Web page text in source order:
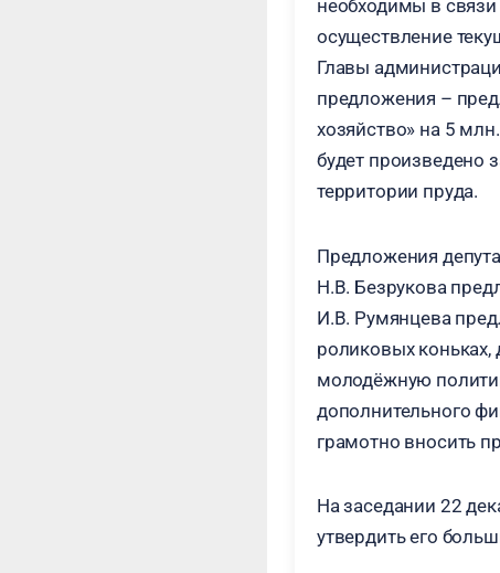
необходимы в
осуществление
Главы
предложения –
хозяйство» на 5
будет произведено
территории пруда.
Предложения
Н.В. Безрукова
И.В. Румянцева
роликовых коньках,
молодёжную
дополнительного
грамотно вносить
На заседании 22
утвердить его